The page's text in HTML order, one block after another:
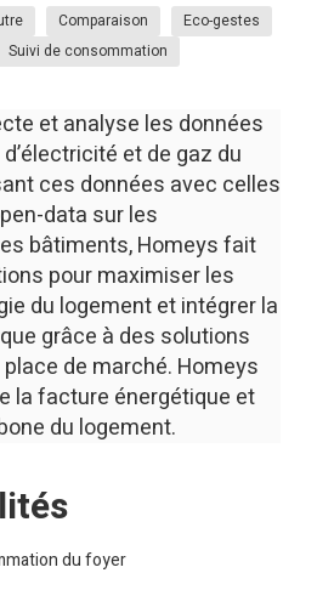
Comparaison
Eco-gestes
Suivi de consommation
et analyse les données
et de gaz du
ces données avec celles
data sur les
bâtiments, Homeys fait
pour maximiser les
du logement et intégrer la
grâce à des solutions
de marché. Homeys
la facture énergétique et
du logement.
du foyer